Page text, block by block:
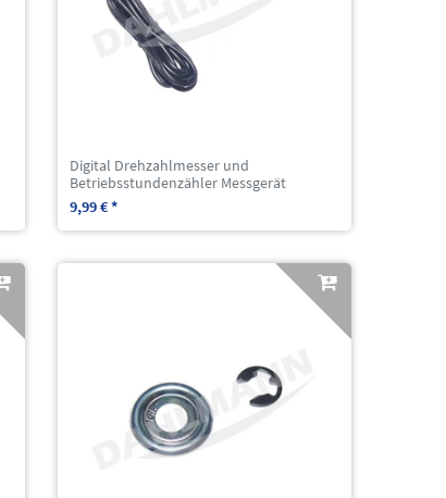
Digital Drehzahlmesser und
Betriebsstundenzähler Messgerät
9,99 € *